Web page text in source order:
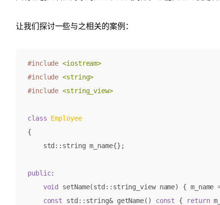
让我们探讨一些与之相关的案例：
#include <iostream>
#include <string>
#include <string_view>
class Employee
{
std :: string m_name{};
public:
void
setName(std :: string_view name) { m_name
const
std :: string& getName() const { return